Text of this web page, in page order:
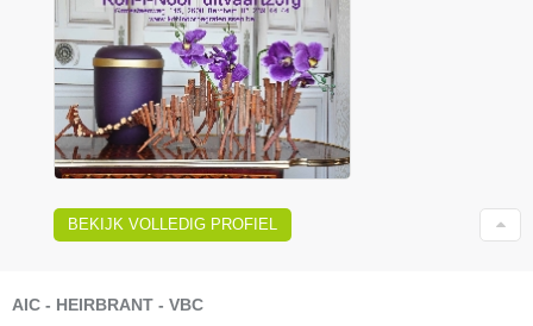
BEKIJK VOLLEDIG PROFIEL
AIC - HEIRBRANT - VBC